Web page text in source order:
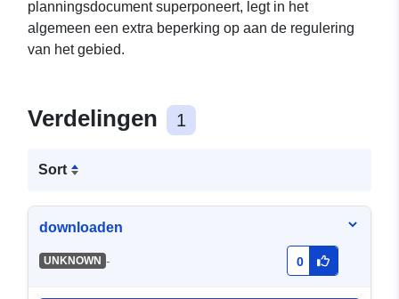
planningsdocument superponeert, legt in het
algemeen een extra beperking op aan de regulering
van het gebied.
Verdelingen 1
Sort
downloaden
UNKNOWN - 0